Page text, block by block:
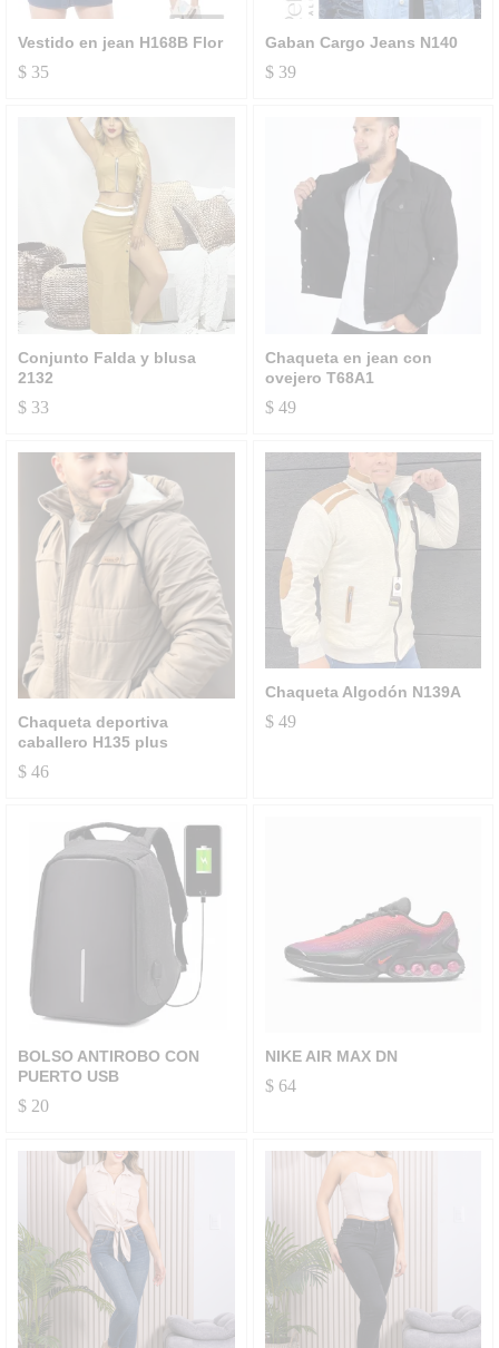
Vestido en jean H168B Flor
$ 35
Gaban Cargo Jeans N140
$39
Conjunto Falda y blusa
2132
$ 33
Chaqueta en jean con
ovejero T68A1
$49
Chaqueta deportiva
caballero H135 plus
$ 46
Chaqueta Algodón N139A
$49
BOLSO ANTIROBO CON
PUERTO USB
$ 20
NIKE AIR MAX DN
$64